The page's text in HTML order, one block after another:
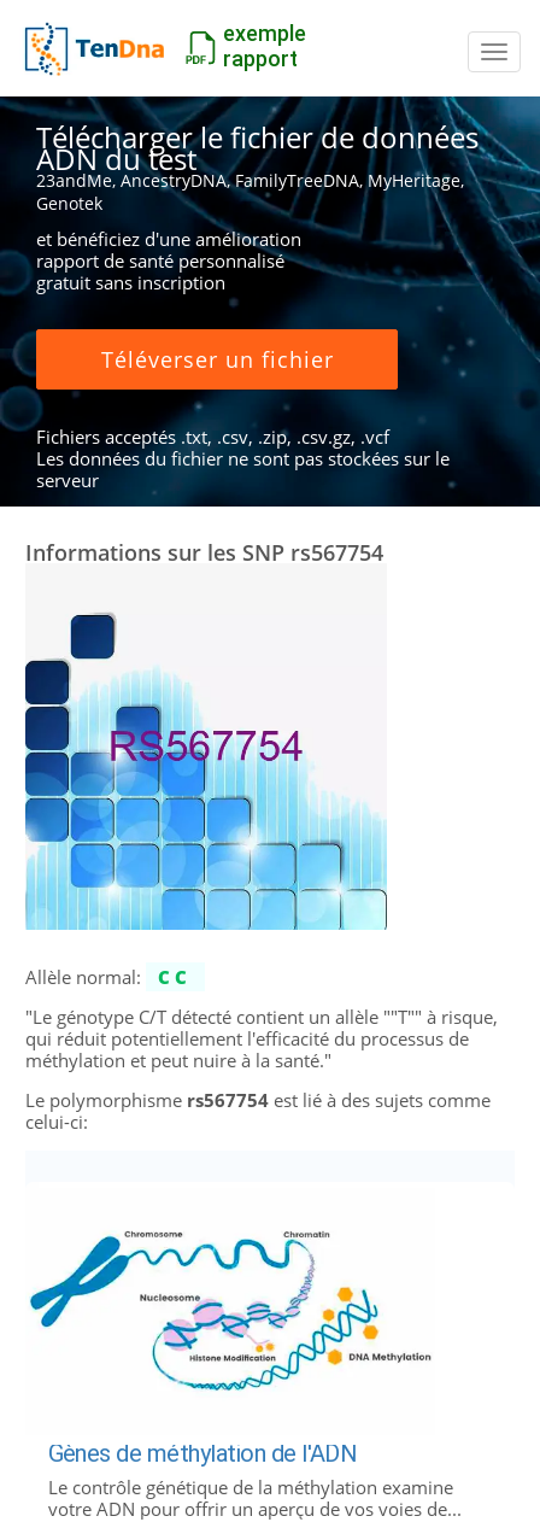
exemple
rapport
Télécharger le fichier de données
ADN du test
23andMe, AncestryDNA, FamilyTreeDNA, MyHeritage,
Genotek
et bénéficiez d'une amélioration
rapport de santé personnalisé
gratuit sans inscription
Téléverser un fichier
Fichiers acceptés .txt, .csv, .zip, .csv.gz, .vcf
Les données du fichier ne sont pas stockées sur le
serveur
Informations sur les SNP rs567754
Allèle normal:
CC
"Le génotype C/T détecté contient un allèle ""T"" à risque,
qui réduit potentiellement l'efficacité du processus de
méthylation et peut nuire à la santé."
Le polymorphisme rs567754est lié à des sujets comme
celui-ci:
Gènes de méthylation de l'ADN
Le contrôle génétique de la méthylation examine
votre ADN pour offrir un aperçu de vos voies de...